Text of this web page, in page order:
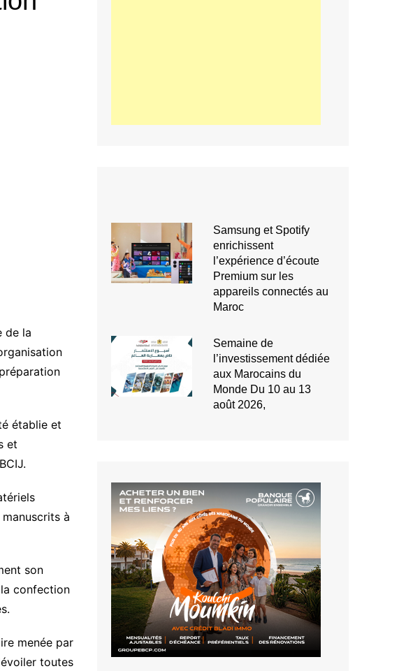
de la
établie et
et
à
son
confection
menée par
toutes
Samsung et Spotify
enrichissent
l’expérience d’écoute
Premium sur les
appareils connectés au
Maroc
Semaine de
l’investissement dédiée
aux Marocains du
Monde Du 10 au 13
août 2026,